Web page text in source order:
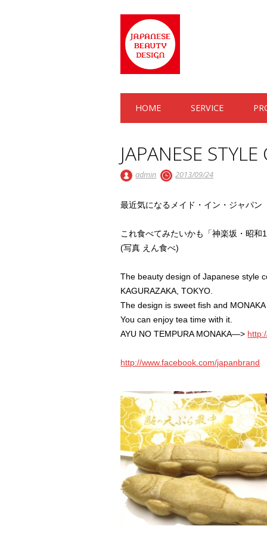
Main menu
HOME SERVICE
JAPANESE
admin 2013/09/24
最近気になるメイド・イン・ジャパン
これ食べてみたいかも「神楽坂・昭
(写真 えん食べ)
The beauty design of Japanese style
KAGURAZAKA, TOKYO.
The design is sweet fish and
You can enjoy tea time with it.
AYU NO TEMPURA MONAKA—>
http://www.facebook.com/japanbrand